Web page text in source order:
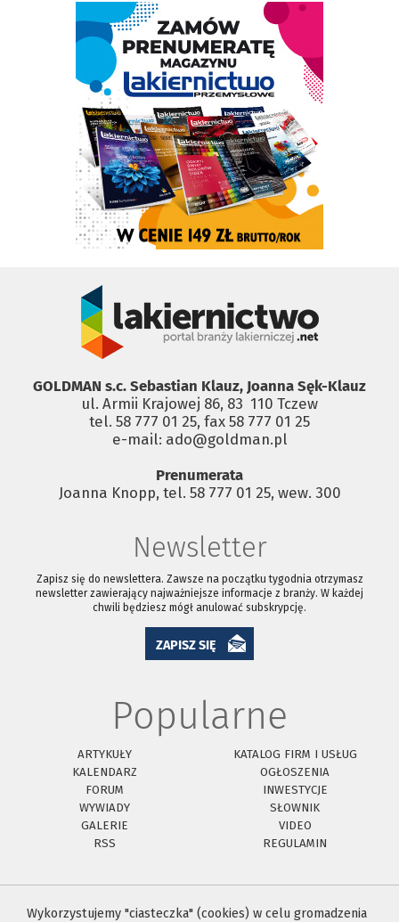
GOLDMAN s.c. Sebastian Klauz, Joanna Sęk-Klauz
ul. Armii Krajowej 86, 83 ­ 110 Tczew
tel. 58 777 01 25, fax 58 777 01 25
e-mail: ado@goldman.pl
Prenumerata
Joanna Knopp, tel. 58 777 01 25, wew. 300
Newsletter
Zapisz się do newslettera. Zawsze na początku tygodnia otrzymasz
newsletter zawierający najważniejsze informacje z branży. W każdej
chwili będziesz mógł anulować subskrypcję.
ZAPISZ SIĘ
Popularne
ARTYKUŁY
KATALOG FIRM I USŁUG
KALENDARZ
OGŁOSZENIA
FORUM
INWESTYCJE
WYWIADY
SŁOWNIK
GALERIE
VIDEO
RSS
REGULAMIN
Wykorzystujemy "ciasteczka" (cookies) w celu gromadzenia